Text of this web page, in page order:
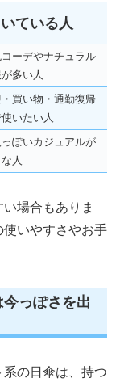
ている人
ーデやナチュラル
多い人
買い物・通勤復帰
使いたい人
っぽいカジュアルが
人
場合もありま
いやすさやお手
っぽさを出
の日傘は、持つ